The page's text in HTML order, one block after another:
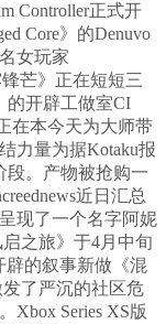
Controller正式开
Core》的Denuvo
女玩家
锋芒》正在短短三
的开辟工做室CI
在本今天为大师带
力量为据Kotaku报
段。产物被抢购一
近日汇总
现了一个名字阿妮
之旅》于4月中旬
辟的叙事新做《混
了严沉的社区危
Xbox Series XS版